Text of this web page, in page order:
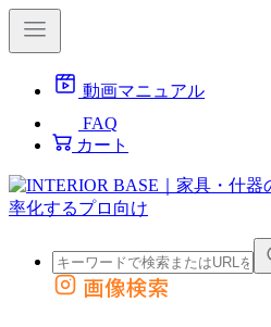
動画マニュアル
FAQ
カート
外部サイトの商品をカートに追加
画像検索